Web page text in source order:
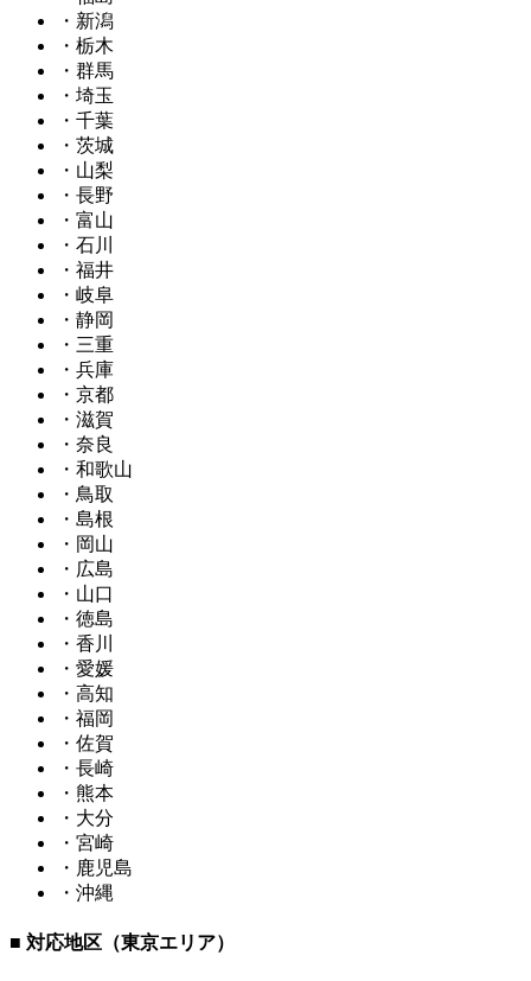
・新潟
・栃木
・群馬
・埼玉
・千葉
・茨城
・山梨
・長野
・富山
・石川
・福井
・岐阜
・静岡
・三重
・兵庫
・京都
・滋賀
・奈良
・和歌山
・鳥取
・島根
・岡山
・広島
・山口
・徳島
・香川
・愛媛
・高知
・福岡
・佐賀
・長崎
・熊本
・大分
・宮崎
・鹿児島
・沖縄
■ 対応地区（東京エリア）